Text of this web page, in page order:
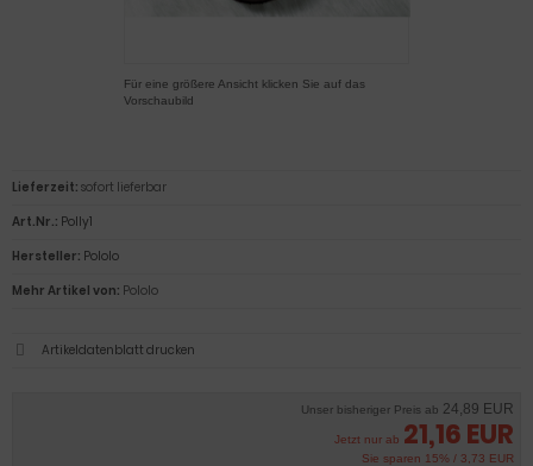
Für eine größere Ansicht klicken Sie auf das
Vorschaubild
Unser bisheriger Preis ab 24,89 EUR
Jetzt nur ab 21,16 EUR
Sie sparen 15% / 3,73 EUR
Lieferzeit: sofort lieferbar
Art.Nr.: Polly1
Hersteller: Pololo
Mehr Artikel von: Pololo
Artikeldatenblatt drucken